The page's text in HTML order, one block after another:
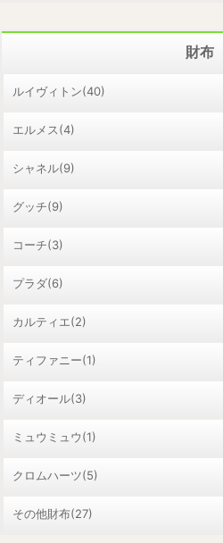
財布
ルイヴィトン(40)
エルメス(4)
シャネル(9)
グッチ(9)
コーチ(3)
プラダ(6)
カルティエ(2)
ティファニー(1)
ディオール(3)
ミュウミュウ(1)
クロムハーツ(5)
その他財布(27)